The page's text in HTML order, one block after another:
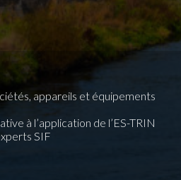
appareils et équipements
à l’application de l’ES-TRIN
SIF